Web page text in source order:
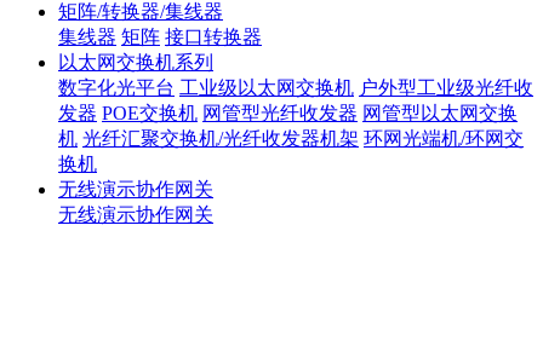
矩阵/转换器/集线器
集线器 矩阵 接口转换器
以太网交换机系列
数字化光平台 工业级以太网交换机 户外型工业级光纤收
发器 POE交换机 网管型光纤收发器 网管型以太网交换
机 光纤汇聚交换机/光纤收发器机架 环网光端机/环网交
换机
无线演示协作网关
无线演示协作网关